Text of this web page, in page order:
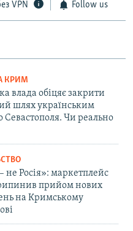
VPN Follow us
КРИМ
влада обіцяє закрити
шлях українським
Севастополя. Чи реально
не Росія»: маркетплейс
прийом нових
на Кримському